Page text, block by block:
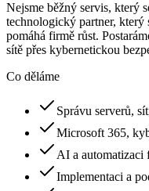
Nejsme běžný servis, který
technologický partner, který
pomáhá firmě růst.
sítě přes kybernetickou
Co děláme
Správu serverů,
Microsoft 365,
AI a automatizaci
Implementaci a